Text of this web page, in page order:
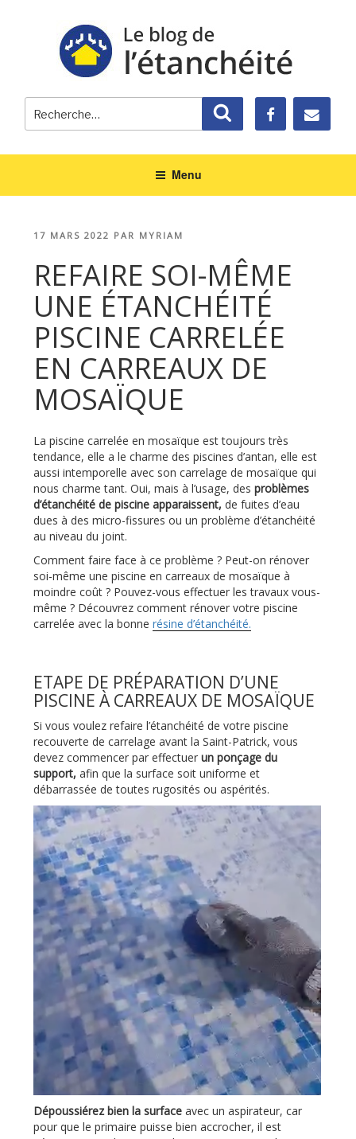
Recherche
pour
:
Recherche
Menu
PUBLIÉ
17 MARS 2022 PAR MYRIAM
REFAIRE SOI-MÊME
UNE ÉTANCHÉITÉ
PISCINE CARRELÉE
EN CARREAUX DE
MOSAÏQUE
La piscine carrelée en mosaïque est toujours très
tendance, elle a le charme des piscines d’antan, elle est
aussi intemporelle avec son carrelage de mosaïque qui
nous charme tant. Oui, mais à l’usage, des problèmes
d’étanchéité de piscine apparaissent, de fuites d’eau
dues à des micro-fissures ou un problème d’étanchéité
au niveau du joint.
Comment faire face à ce problème ? Peut-on rénover
soi-même une piscine en carreaux de mosaïque à
moindre coût ? Pouvez-vous effectuer les travaux vous-
même ? Découvrez comment rénover votre piscine
carrelée avec la bonne résine d’étanchéité.
ETAPE DE PRÉPARATION D’UNE
PISCINE À CARREAUX DE MOSAÏQUE
Si vous voulez refaire l’étanchéité de votre piscine
recouverte de carrelage avant la Saint-Patrick, vous
devez commencer par effectuer un ponçage du
support, afin que la surface soit uniforme et
débarrassée de toutes rugosités ou aspérités.
Dépoussiérez bien la surface avec un aspirateur, car
pour que le primaire puisse bien accrocher, il est